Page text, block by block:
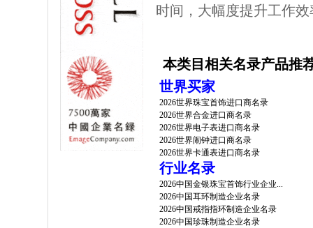
时间，大幅度提升工作效
本类目相关名录产品推
世界买家
2026世界珠宝首饰进口商名录
2026世界合金进口商名录
2026世界电子表进口商名录
2026世界闹钟进口商名录
2026世界卡通表进口商名录
行业名录
2026中国金银珠宝首饰行业企业...
2026中国耳环制造企业名录
2026中国戒指指环制造企业名录
2026中国珍珠制造企业名录